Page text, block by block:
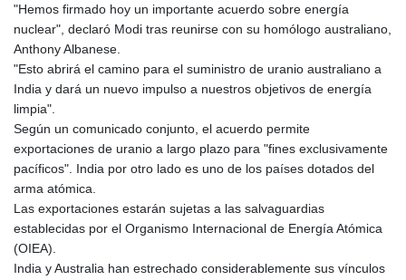
"Hemos firmado hoy un importante acuerdo sobre energía
nuclear", declaró Modi tras reunirse con su homólogo australiano,
Anthony Albanese.
"Esto abrirá el camino para el suministro de uranio australiano a
India y dará un nuevo impulso a nuestros objetivos de energía
limpia".
Según un comunicado conjunto, el acuerdo permite
exportaciones de uranio a largo plazo para "fines exclusivamente
pacíficos". India por otro lado es uno de los países dotados del
arma atómica.
Las exportaciones estarán sujetas a las salvaguardias
establecidas por el Organismo Internacional de Energía Atómica
(OIEA).
India y Australia han estrechado considerablemente sus vínculos